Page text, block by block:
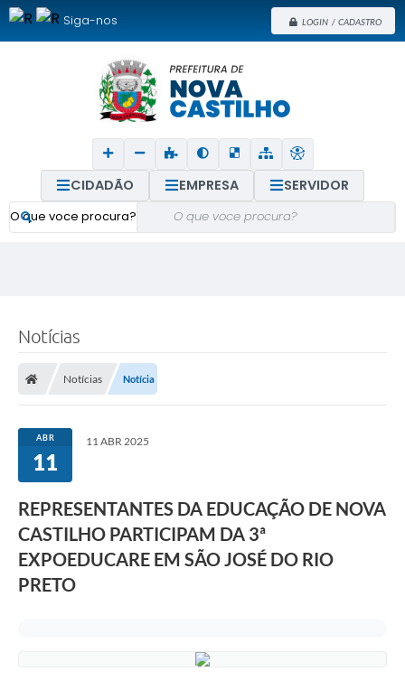
LOGIN / CADASTRO
O que voce procura?
Siga-nos
CIDADÃO EMPRESA SERVIDOR
Notícias
Notícias Notícia
ABR
11
11 ABR 2025
REPRESENTANTES DA EDUCAÇÃO DE NOVA
CASTILHO PARTICIPAM DA 3ª
EXPOEDUCARE EM SÃO JOSÉ DO RIO
PRETO